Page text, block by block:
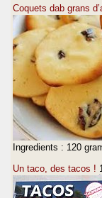
Coquets dab grans
Ingredients : 120
Un taco, des tacos !